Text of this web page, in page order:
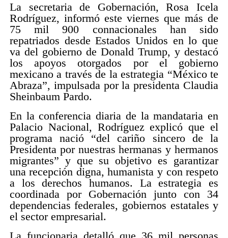
La secretaria de Gobernación, Rosa Icela
Rodríguez, informó este viernes que más de
75 mil 900 connacionales han sido
repatriados desde Estados Unidos en lo que
va del gobierno de Donald Trump, y destacó
los apoyos otorgados por el gobierno
mexicano a través de la estrategia “México te
Abraza”, impulsada por la presidenta Claudia
Sheinbaum Pardo.
En la conferencia diaria de la mandataria en
Palacio Nacional, Rodríguez explicó que el
programa nació “del cariño sincero de la
Presidenta por nuestras hermanas y hermanos
migrantes” y que su objetivo es garantizar
una recepción digna, humanista y con respeto
a los derechos humanos. La estrategia es
coordinada por Gobernación junto con 34
dependencias federales, gobiernos estatales y
el sector empresarial.